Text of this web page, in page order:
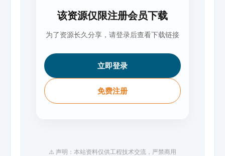
该资源仅限注册会员下载
为了资源长久分享，请登录后查看下载链接
立即登录
免费注册
⚠️ 声明：本站资料仅供工程技术交流，严禁商用